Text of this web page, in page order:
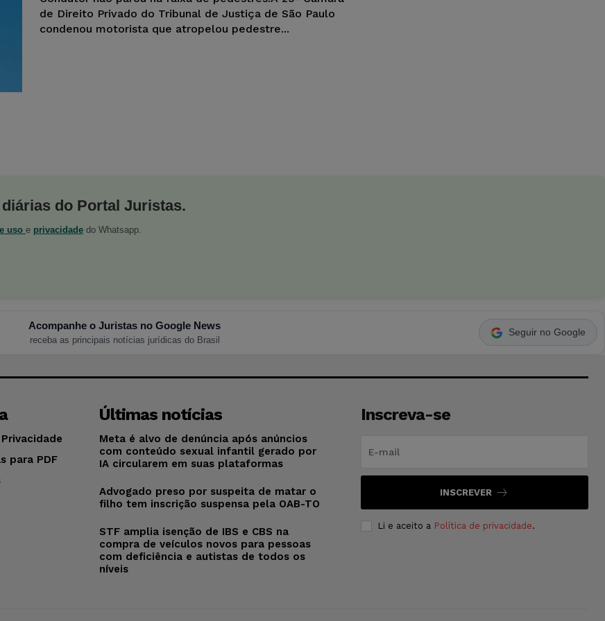
de Direito Privado do Tribunal de Justiça de São Paulo
condenou motorista que atropelou pedestre...
do Portal Juristas.
uso e privacidade do Whatsapp.
Acompanhe o Juristas no Google News
receba as principais notícias jurídicas do Brasil
Seguir no Google
para PDF
Últimas notícias
Meta é alvo de denúncia após anúncios
com conteúdo sexual infantil gerado por
IA circularem em suas plataformas
Advogado preso por suspeita de matar o
filho tem inscrição suspensa pela OAB-TO
STF amplia isenção de IBS e CBS na
compra de veículos novos para pessoas
com deficiência e autistas de todos os
níveis
Inscreva-se
INSCREVER
Li e aceito a Política de privacidade.